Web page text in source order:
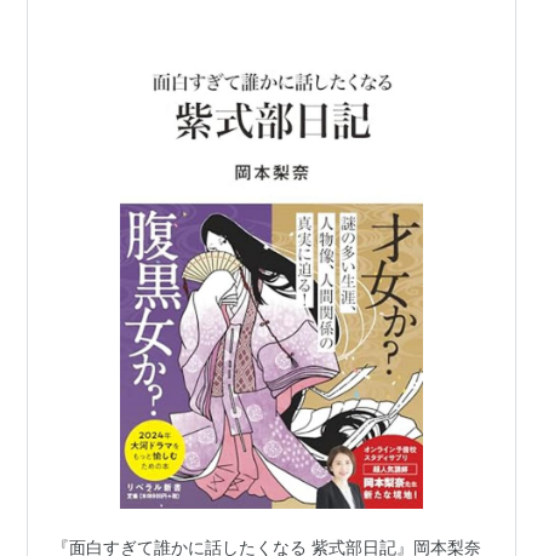
第２部 若菜(上)〜まぼろし
光源氏を主人公とし、栄華を極めた彼が、兄帝の娘・女
三宮と結婚してからの晩年を描く。女三宮の登場に失意
に沈み出家を望むようになる紫の上、柏木と女三宮の不
義密通、さらには不義の子・薫の誕生など、栄華を極め
たはずの光源氏に虚しさの陰りが忍び寄る。
第３部 匂宮〜夢の浮橋
不義の子・薫を主人公とし、宇治を舞台に展開するまま
ならぬ恋と愛の物語。
『面白すぎて誰かに話したくなる 紫式部日記』岡本梨奈